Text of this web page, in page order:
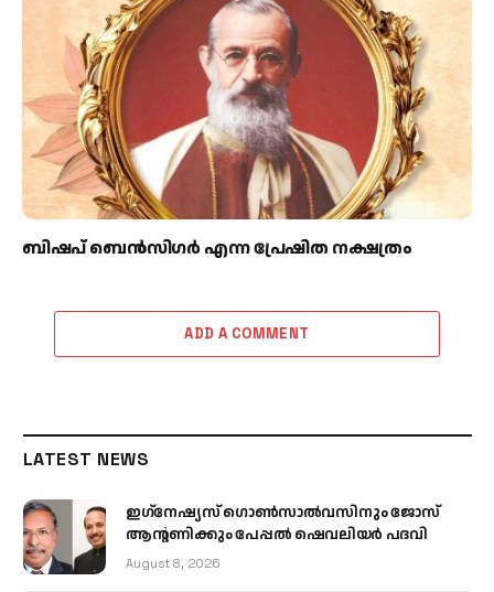
ബിഷപ് ബെന്‍സിഗര്‍ എന്ന പ്രേഷിത നക്ഷത്രം
ADD A COMMENT
LATEST NEWS
ഇഗ്‌നേഷ്യസ് ഗൊൺസാൽവസിനും ജോസ്
ആന്റണിക്കും പേപ്പൽ ഷെവലിയർ പദവി
August 8, 2026